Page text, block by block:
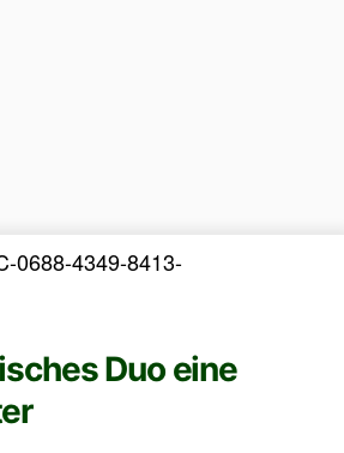
0688-4349-8413-
Duo eine